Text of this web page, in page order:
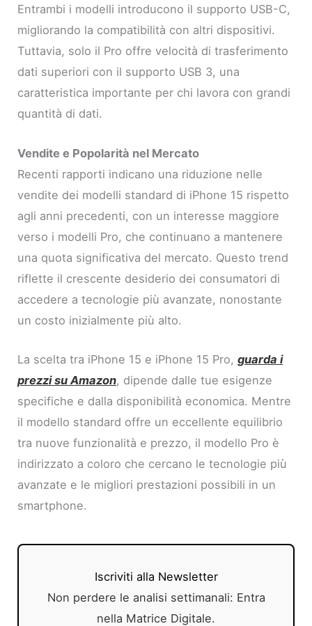
Entrambi i modelli introducono il supporto USB-C,
migliorando la compatibilità con altri dispositivi.
Tuttavia, solo il Pro offre velocità di trasferimento
dati superiori con il supporto USB 3, una
caratteristica importante per chi lavora con grandi
quantità di dati.
Vendite e Popolarità nel Mercato
Recenti rapporti indicano una riduzione nelle
vendite dei modelli standard di iPhone 15 rispetto
agli anni precedenti, con un interesse maggiore
verso i modelli Pro, che continuano a mantenere
una quota significativa del mercato. Questo trend
riflette il crescente desiderio dei consumatori di
accedere a tecnologie più avanzate, nonostante
un costo inizialmente più alto.
La scelta tra iPhone 15 e iPhone 15 Pro,guarda i
prezzi su Amazon, dipende dalle tue esigenze
specifiche e dalla disponibilità economica. Mentre
il modello standard offre un eccellente equilibrio
tra nuove funzionalità e prezzo, il modello Pro è
indirizzato a coloro che cercano le tecnologie più
avanzate e le migliori prestazioni possibili in un
smartphone.
Iscriviti alla Newsletter
Non perdere le analisi settimanali: Entra
nella Matrice Digitale.